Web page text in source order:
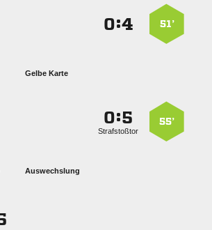
51’
:
Gelbe Karte
55’
:
Strafstoßtor
Auswechslung